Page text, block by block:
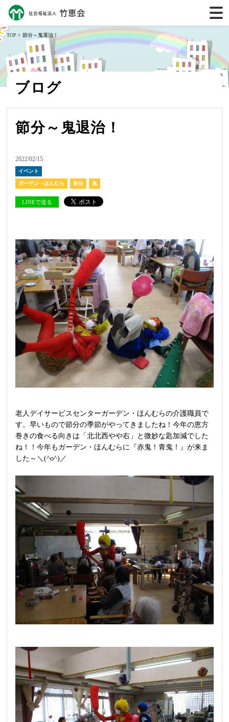
TOP > 節分～鬼退治！
ブログ
節分～鬼退治！
2022/02/15
イベント
ガーデン・ほんむら 節分 鬼
LINEで送る
老人デイサービスセンターガーデン・ほんむらの介護職員で
す。早いもので節分の季節がやってきましたね！今年の恵方
巻きの食べる向きは「北北西やや右」と微妙な匙加減でした
ね！！今年もガーデン・ほんむらに『赤鬼！青鬼！』が来ま
した～＼(^o^)／